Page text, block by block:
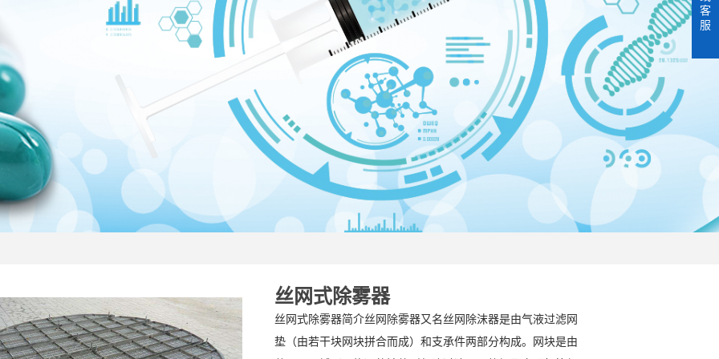
丝网式除雾器
丝网式除雾器简介丝网除雾器又名丝网除沫器是由气液过滤网
垫（由若干块网块拼合而成）和支承件两部分构成。网块是由
客
服